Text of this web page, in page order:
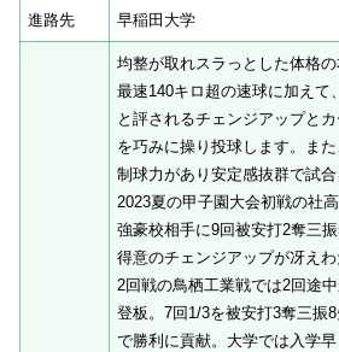
進路先 早稲田大学
均整が取れスラっとした体格の
最速140キロ超の速球に加えて
と評されるチェンジアップと
を巧みに操り投球します。ま
制球力があり安定感抜群で試合
2023夏の甲子園大会初戦の社高
強豪校相手に9回被安打2奪三振
得意のチェンジアップが冴えわ
2回戦の鳥栖工業戦では2回途
登板。7回1/3を被安打3奪三振
で勝利に貢献。大学では入学